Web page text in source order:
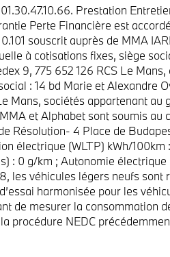
Prestation
Perte Financière est
souscrit auprès de MMA
à cotisations fixes, siège
9, 775 652 126 RCS Le
: 14 bd Marie et Alexandre
Mans, sociétés appartenant au
et Alphabet sont soumis au
Résolution- 4 Place de
électrique (WLTP) kWh/100km :
: 0 g/km ; Autonomie électrique
les véhicules légers neufs sont
harmonisée pour les
de mesurer la consommation
procédure NEDC